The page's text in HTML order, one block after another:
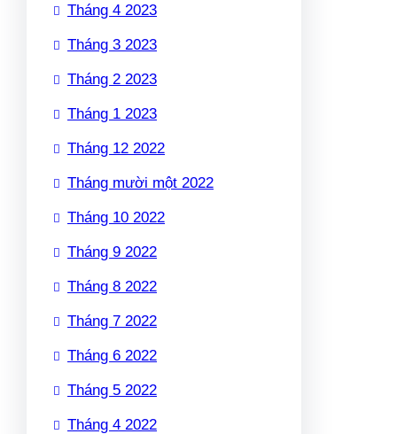
Tháng 4 2023
Tháng 3 2023
Tháng 2 2023
Tháng 1 2023
Tháng 12 2022
Tháng mười một 2022
Tháng 10 2022
Tháng 9 2022
Tháng 8 2022
Tháng 7 2022
Tháng 6 2022
Tháng 5 2022
Tháng 4 2022